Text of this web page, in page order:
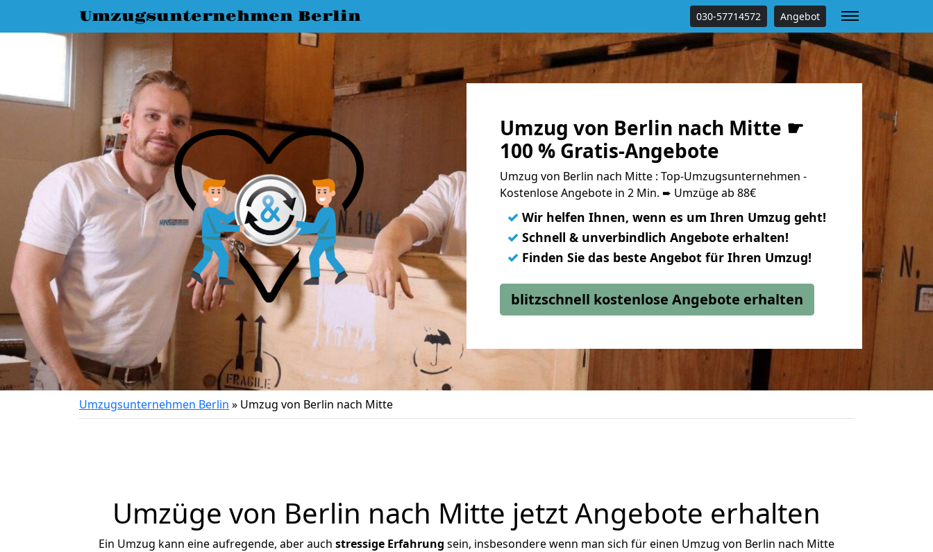
Umzugsunternehmen Berlin 030-57714572 Angebot
Umzug von Berlin nach Mitte ☛
100 % Gratis-Angebote
Umzug von Berlin nach Mitte : Top-Umzugsunternehmen -
Kostenlose Angebote in 2 Min. ➨ Umzüge ab 88€
✓ Wir helfen Ihnen, wenn es um Ihren Umzug geht!
✓ Schnell & unverbindlich Angebote erhalten!
✓ Finden Sie das beste Angebot für Ihren Umzug!
blitzschnell kostenlose Angebote erhalten
Umzugsunternehmen Berlin » Umzug von Berlin nach Mitte
Umzüge von Berlin nach Mitte jetzt Angebote erhalten
Ein Umzug kann eine aufregende, aber auch stressige Erfahrung sein, insbesondere wenn man sich für einen Umzug von Berlin nach Mitte